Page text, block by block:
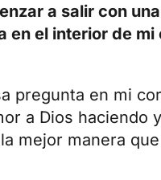
a salir con
en el interior de
pregunta en mi
a Dios haciendo
mejor manera